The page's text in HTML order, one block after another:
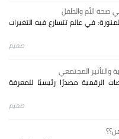
صحة الأم والطفل
في عالم تتسارع فيه التغيرات
صميم
والتأثير المجتمعي
الرقمية مصدرًا رئيسيًا للمعرفة
صميم